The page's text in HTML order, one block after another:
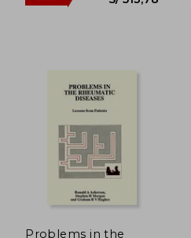
Problems in the